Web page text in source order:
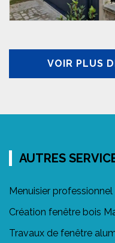
VOIR PLUS
AUTRES
Menuisier
Création fenêtre bois
Travaux de fenêtre